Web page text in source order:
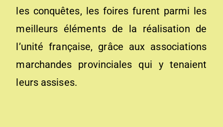
les conquêtes, les foires furent parmi les
meilleurs éléments de la réalisation de
l’unité française, grâce aux associations
marchandes provinciales qui y tenaient
leurs assises.